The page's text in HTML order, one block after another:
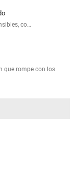
co…
que rompe con los